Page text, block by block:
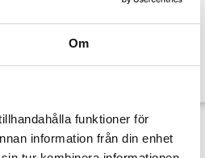
Om
funktioner för
information från din enhet
- Tinted Day
LdB Shower Cream
Passion Boost
LDB